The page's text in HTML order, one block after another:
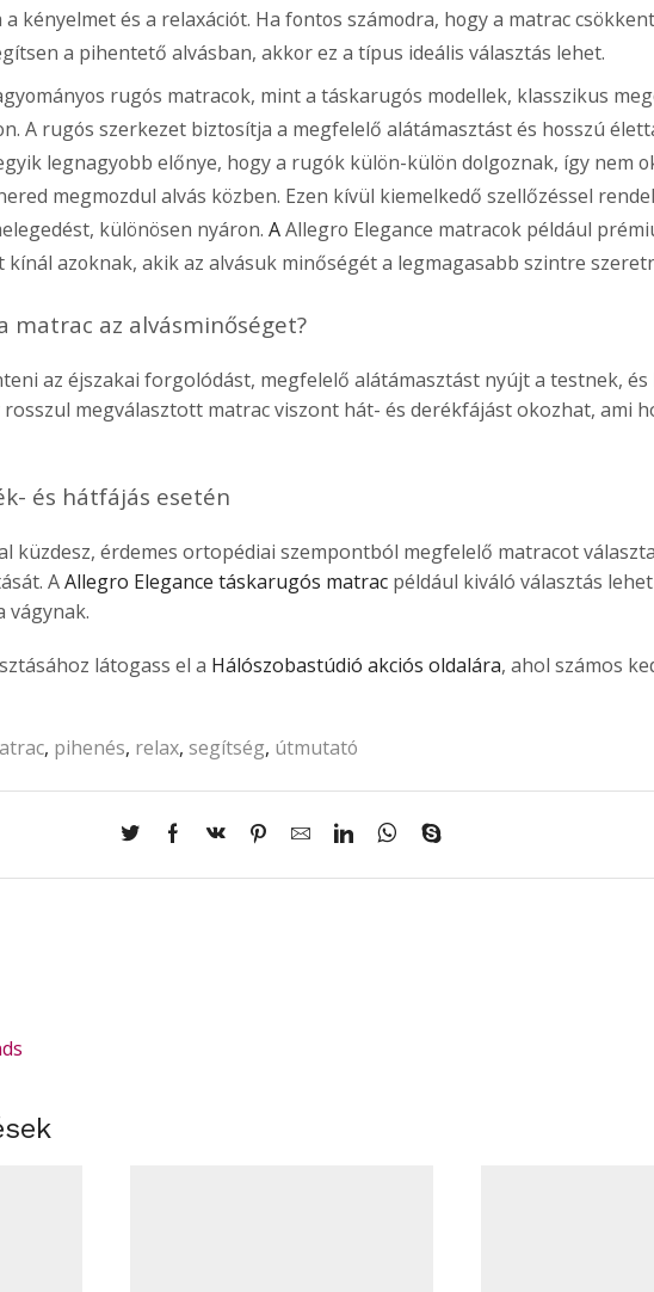
kényelmet és a relaxációt. Ha fontos számodra, hogy a matrac
a pihentető alvásban, akkor ez a típus ideális választás lehet.
rugós matracok, mint a táskarugós modellek, klasszikus
A rugós szerkezet biztosítja a megfelelő alátámasztást és hosszú
legnagyobb előnye, hogy a rugók külön-külön dolgoznak, így nem
megmozdul alvás közben. Ezen kívül kiemelkedő szellőzéssel
különösen nyáron. AAllegro Elegance matracok például
azoknak, akik az alvásuk minőségét a legmagasabb szintre
matrac az alvásminőséget?
az éjszakai forgolódást, megfelelő alátámasztást nyújt a testnek,
rosszul megválasztott matrac viszont hát- és derékfájást okozhat, ami
és hátfájás esetén
küzdesz, érdemes ortopédiai szempontból megfelelő matracot
AAllegro Elegance táskarugós matrac például kiváló választás
vágynak.
látogass el a Hálószobastúdió akciós oldalára, ahol számos
, pihenés, relax, segítség, útmutató